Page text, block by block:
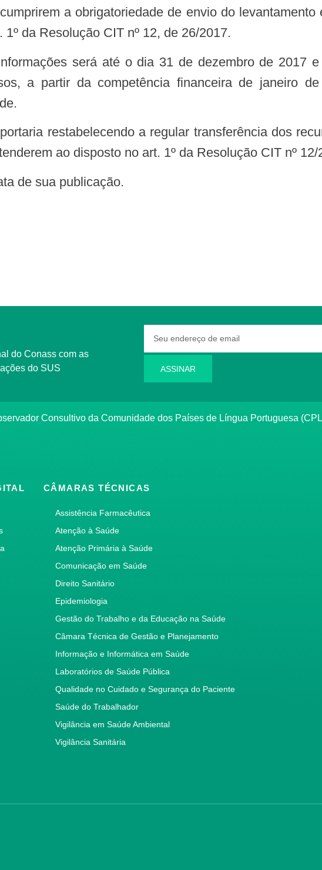
a obrigatoriedade de envio do
da Resolução CIT nº 12, de 26/2017.
a partir da competência financeira de janeiro
ao disposto no art. 1º da Resolução CIT nº 12/
de sua publicação.
do SUS
ASSINAR
Consultivo da Comunidade dos Países de Língua Portuguesa
CÂMARAS TÉCNICAS
Assistência Farmacêutica
Atenção à Saúde
Atenção Primária à Saúde
Comunicação em Saúde
Direito Sanitário
Epidemiologia
Gestão do Trabalho e da Educação na Saúde
Câmara Técnica de Gestão e Planejamento
Informação e Informática em Saúde
Laboratórios de Saúde Pública
Qualidade no Cuidado e Segurança do Paciente
Saúde do Trabalhador
Vigilância em Saúde Ambiental
Vigilância Sanitária